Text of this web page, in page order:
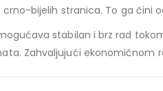
crno-bijelih stranica. To ga čini
stabilan i brz rad
Zahvaljujući ekonomičnom